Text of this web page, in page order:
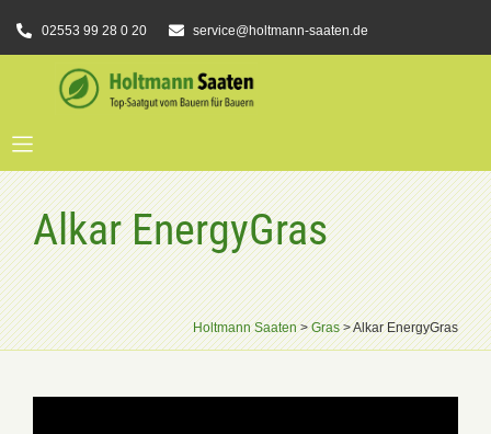
02553 99 28 0 20 service@holtmann-saaten.de
Alkar EnergyGras
Holtmann Saaten>Gras>Alkar EnergyGras